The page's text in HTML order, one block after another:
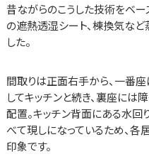
昔ながらのこうした技術をベ
の遮熱透湿シート、棟換気な
した。
間取りは正面右手から、一番座
してキッチンと続き、裏座には
配置。キッチン背面にある水
べて現しになっているため、
印象です。